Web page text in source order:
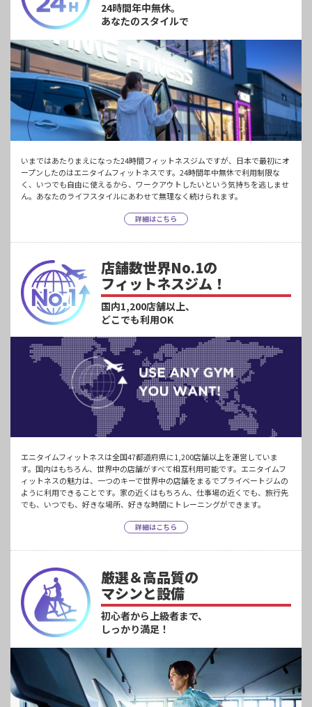
24時間年中無休。
あなたのスタイルで
いまではあたりまえになった24時間フィットネスジムですが、日本で最初にオ
ープンしたのはエニタイムフィットネスです。24時間年中無休で利用制限な
く、いつでも自由に使えるから、ワークアウトしたいという気持ちを逃しませ
ん。あなたのライフスタイルにあわせて無理なく続けられます。
詳細はこちら
店舗数世界No.1の
フィットネスジム！
国内1,200店舗以上、
どこでも利用OK
エニタイムフィットネスは全国47都道府県に1,200店舗以上を運営していま
す。国内はもちろん、世界中の店舗がすべて相互利用可能です。エニタイムフ
ィットネスの魅力は、一つのキーで世界中の店舗をまるでプライベートジムの
ように利用できることです。家の近くはもちろん、仕事場の近くでも、旅行先
でも、いつでも、好きな場所、好きな時間にトレーニングができます。
詳細はこちら
厳選＆高品質の
マシンと設備
初心者から上級者まで、
しっかり満足！